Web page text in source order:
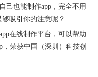
己也能制作app，完全不用
吸引你的注意呢？
app在线制作平台，可以帮助
，荣获中国（深圳）科技创